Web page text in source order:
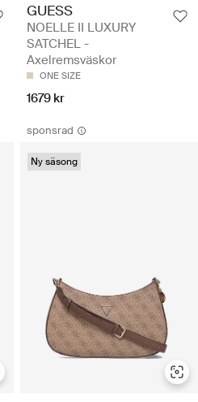
GUESS
NOELLE II LUXURY
SATCHEL -
Axelremsväskor
ONE SIZE
1679 kr
sponsrad
Ny säsong